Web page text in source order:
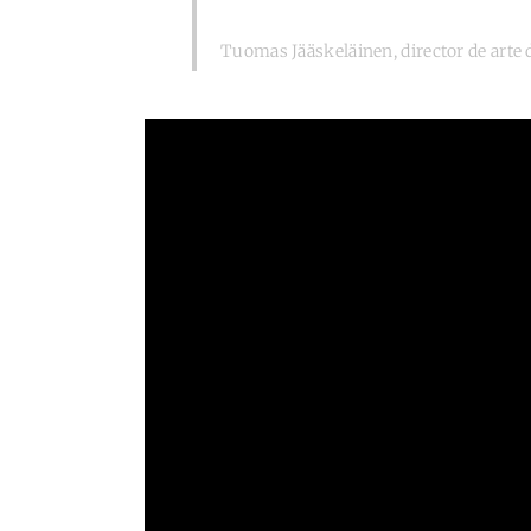
Tuomas Jääskeläinen, director de arte